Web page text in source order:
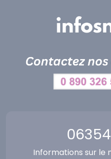
Informations sur le